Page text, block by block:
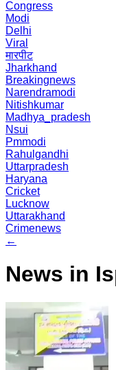
Congress
Modi
Delhi
Viral
मारपीट
Jharkhand
Breakingnews
Narendramodi
Nitishkumar
Madhya_pradesh
Nsui
Pmmodi
Rahulgandhi
Uttarpradesh
Haryana
Cricket
Lucknow
Uttarakhand
Crimenews
←
News in